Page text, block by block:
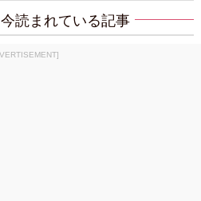
今読まれている記事